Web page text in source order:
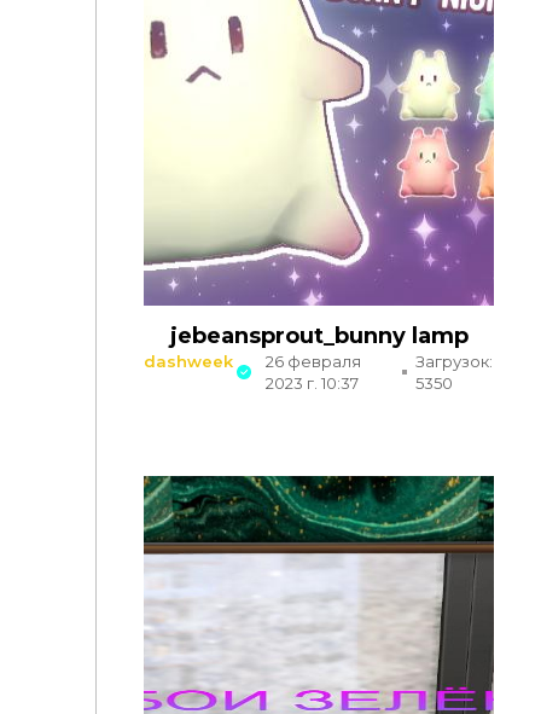
jebeansprout_bunny lamp
dashweek
26 февраля
2023 г. 10:37
Загрузок:
5350